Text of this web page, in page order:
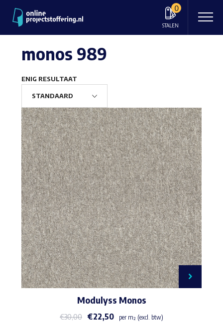
0
STALEN
monos 989
ENIG RESULTAAT
Modulyss Monos
€30,00 €22,50 per m² (excl. btw)